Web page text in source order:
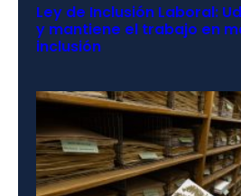
Ley de Inclusión Laboral:
y mantiene el trabajo en
inclusión